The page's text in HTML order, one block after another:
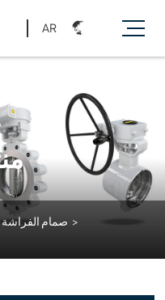
AR
صمام الفراشة >